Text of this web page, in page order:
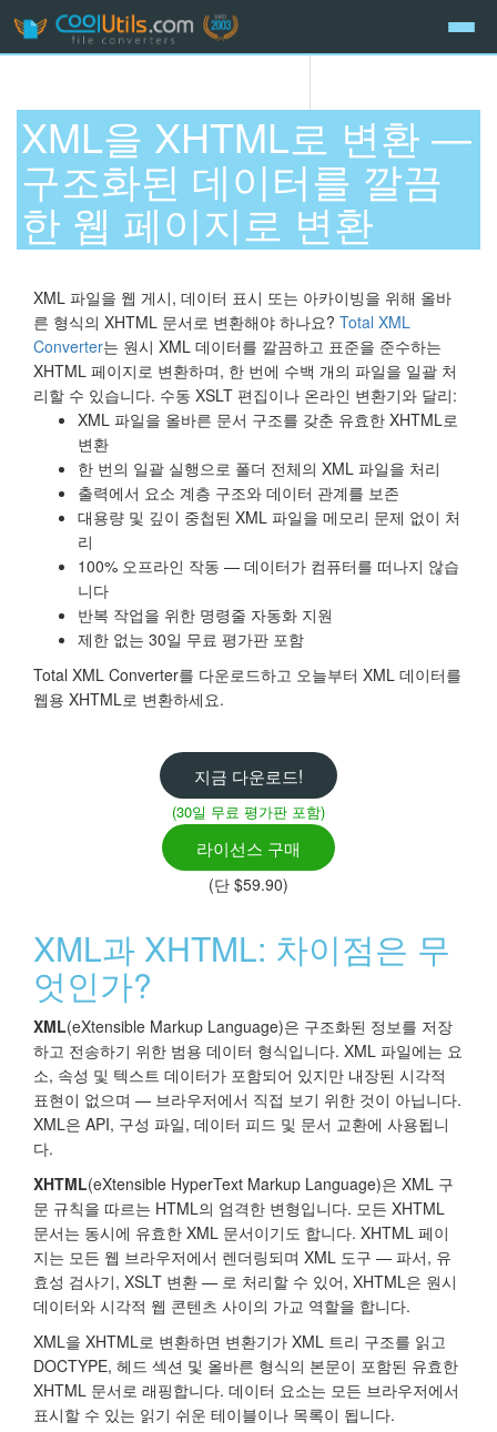
XML을 XHTML로 변환 —
구조화된 데이터를 깔끔
한 웹 페이지로 변환
XML 파일을 웹 게시, 데이터 표시 또는 아카이빙을 위해 올바
른 형식의 XHTML 문서로 변환해야 하나요? Total XML
Converter는 원시 XML 데이터를 깔끔하고 표준을 준수하는
XHTML 페이지로 변환하며, 한 번에 수백 개의 파일을 일괄 처
리할 수 있습니다. 수동 XSLT 편집이나 온라인 변환기와 달리:
XML 파일을 올바른 문서 구조를 갖춘 유효한 XHTML로
변환
한 번의 일괄 실행으로 폴더 전체의 XML 파일을 처리
출력에서 요소 계층 구조와 데이터 관계를 보존
대용량 및 깊이 중첩된 XML 파일을 메모리 문제 없이 처
리
100% 오프라인 작동 — 데이터가 컴퓨터를 떠나지 않습
니다
반복 작업을 위한 명령줄 자동화 지원
제한 없는 30일 무료 평가판 포함
Total XML Converter를 다운로드하고 오늘부터 XML 데이터를
웹용 XHTML로 변환하세요.
지금 다운로드!
(30일 무료 평가판 포함)
라이선스 구매
(단 $59.90)
XML과 XHTML: 차이점은 무
엇인가?
XML(eXtensible Markup Language)은 구조화된 정보를 저장
하고 전송하기 위한 범용 데이터 형식입니다. XML 파일에는 요
소, 속성 및 텍스트 데이터가 포함되어 있지만 내장된 시각적
표현이 없으며 — 브라우저에서 직접 보기 위한 것이 아닙니다.
XML은 API, 구성 파일, 데이터 피드 및 문서 교환에 사용됩니
다.
XHTML(eXtensible HyperText Markup Language)은 XML 구
문 규칙을 따르는 HTML의 엄격한 변형입니다. 모든 XHTML
문서는 동시에 유효한 XML 문서이기도 합니다. XHTML 페이
지는 모든 웹 브라우저에서 렌더링되며 XML 도구 — 파서, 유
효성 검사기, XSLT 변환 — 로 처리할 수 있어, XHTML은 원시
데이터와 시각적 웹 콘텐츠 사이의 가교 역할을 합니다.
XML을 XHTML로 변환하면 변환기가 XML 트리 구조를 읽고
DOCTYPE, 헤드 섹션 및 올바른 형식의 본문이 포함된 유효한
XHTML 문서로 래핑합니다. 데이터 요소는 모든 브라우저에서
표시할 수 있는 읽기 쉬운 테이블이나 목록이 됩니다.